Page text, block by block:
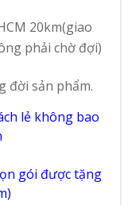
20km(giao
phải chờ đợi)
đời sản phẩm.
lẻ không bao
gói được tặng